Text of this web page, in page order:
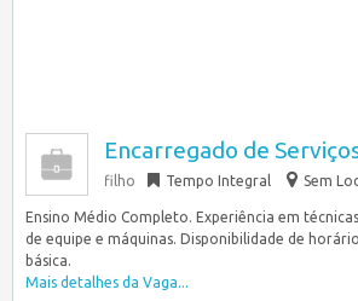
Encarregado de
filho Tempo Integral Sem
Ensino Médio Completo. Experiência em
de equipe e máquinas. Disponibilidade de
básica.
Mais detalhes da Vaga...